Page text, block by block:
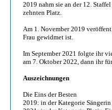
2019 nahm sie an der 12.
zehnten Platz.
Am 1. November 2019
Frau gewidmet ist.
Im September 2021 folgte ihr
am 7. Oktober 2022, dann ihr
Auszeichnungen
Die Eins der Besten
2019: in der Kategorie Sängerin